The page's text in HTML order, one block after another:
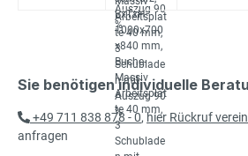
Sie benötigen individuelle
+49 711 838 878 - 0,hier Rückruf
anfragen